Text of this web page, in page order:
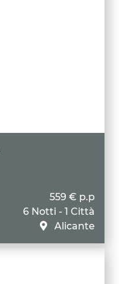
559 € p.p
6 Notti - 1 Città
Alicante